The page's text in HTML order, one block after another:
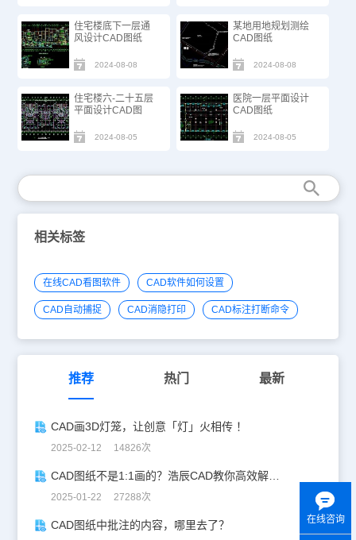
住宅楼底下一层通
风设计CAD图纸
2024-08-08
某地用地规划测绘
CAD图纸
2024-08-08
住宅楼六-二十五层
平面设计CAD图
2024-08-05
医院一层平面设计
CAD图纸
2024-08-05
相关标签
在线CAD看图软件 CAD软件如何设置
CAD自动捕捉 CAD消隐打印 CAD标注打断命令
推荐 热门 最新
CAD画3D灯笼，让创意「灯」火相传 ！
2025-02-12 14826次
CAD图纸不是1:1画的？浩辰CAD教你高效解决！
2025-01-22 27288次
CAD图纸中批注的内容，哪里去了？ 在线咨询